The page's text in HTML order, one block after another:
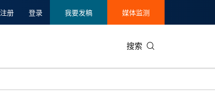
注册 登录 我要发稿 媒体监测
搜索